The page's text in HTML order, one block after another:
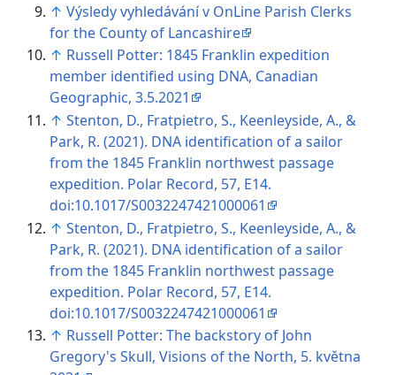
↑ Výsledy vyhledávání v OnLine Parish Clerks
for the County of Lancashire
↑ Russell Potter: 1845 Franklin expedition
member identified using DNA, Canadian
Geographic, 3.5.2021
↑ Stenton, D., Fratpietro, S., Keenleyside, A., &
Park, R. (2021). DNA identification of a sailor
from the 1845 Franklin northwest passage
expedition. Polar Record, 57, E14.
doi:10.1017/S0032247421000061
↑ Stenton, D., Fratpietro, S., Keenleyside, A., &
Park, R. (2021). DNA identification of a sailor
from the 1845 Franklin northwest passage
expedition. Polar Record, 57, E14.
doi:10.1017/S0032247421000061
↑ Russell Potter: The backstory of John
Gregory's Skull, Visions of the North, 5. května